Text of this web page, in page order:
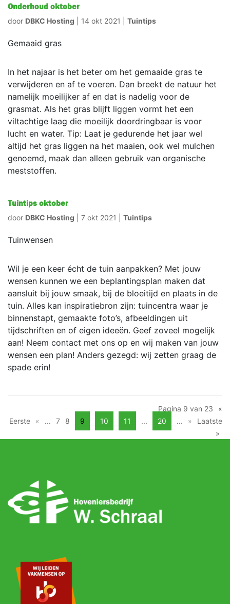
Onderhoud oktober
door DBKC Hosting 14 okt 2021 Tuintips
Gemaaid gras
In het najaar is het beter om het gemaaide gras te
verwijderen en af te voeren. Dan breekt de natuur het
namelijk moeilijker af en dat is nadelig voor de
grasmat. Als het gras blijft liggen vormt het een
viltachtige laag die moeilijk doordringbaar is voor
lucht en water. Tip: Laat je gedurende het jaar wel
altijd het gras liggen na het maaien, ook wel mulchen
genoemd, maak dan alleen gebruik van organische
meststoffen.
Tuintips oktober
door DBKC Hosting 7 okt 2021 Tuintips
Tuinwensen
Wil je een keer écht de tuin aanpakken? Met jouw
wensen kunnen we een beplantingsplan maken dat
aansluit bij jouw smaak, bij de bloeitijd en plaats in de
tuin. Alles kan inspiratiebron zijn: tuincentra waar je
binnenstapt, gemaakte foto’s, afbeeldingen uit
tijdschriften en of eigen ideeën. Geef zoveel mogelijk
aan! Neem contact met ons op en wij maken van jouw
wensen een plan! Anders gezegd: wij zetten graag de
spade erin!
Pagina 9 van 23
«
Eerste
« ... 7 8 9 10 11 ... 20 ... »
Laatste
»